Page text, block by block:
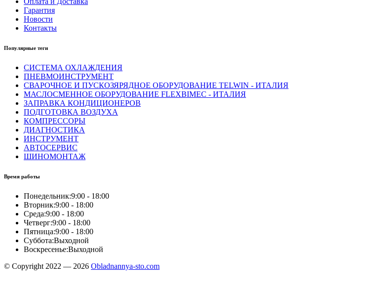
Гарантия
Новости
Контакты
Популярные теги
СИСТЕМА ОХЛАЖДЕНИЯ
ПНЕВМОИНСТРУМЕНТ
СВАРОЧНОЕ И ПУСКОЗЯРЯДНОЕ ОБОРУДОВАНИЕ TELWIN - ИТАЛИЯ
МАСЛОСМЕННОЕ ОБОРУДОВАНИЕ FLEXBIMEC - ИТАЛИЯ
ЗАПРАВКА КОНДИЦИОНЕРОВ
ПОДГОТОВКА ВОЗДУХА
КОМПРЕССОРЫ
ДИАГНОСТИКА
ИНСТРУМЕНТ
АВТОСЕРВИС
ШИНОМОНТАЖ
Время работы
Понедельник:9:00 - 18:00
Вторник:9:00 - 18:00
Среда:9:00 - 18:00
Четверг:9:00 - 18:00
Пятница:9:00 - 18:00
Суббота:Выходной
Воскресенье:Выходной
© Copyright 2022 — 2026 Obladnannya-sto.com